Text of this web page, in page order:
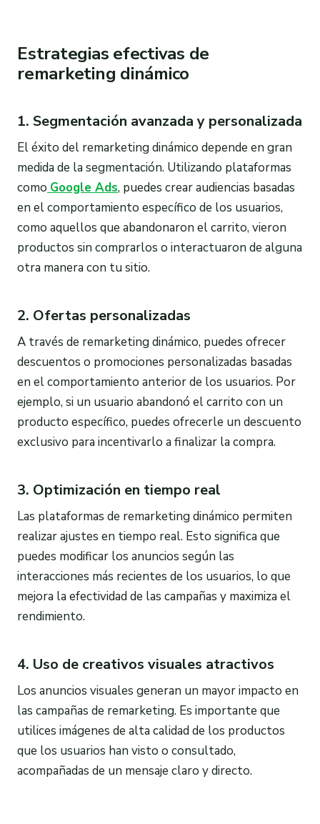
Estrategias efectivas de
remarketing dinámico
1. Segmentación avanzada y personalizada
El éxito del remarketing dinámico depende en gran
medida de la segmentación. Utilizando plataformas
como Google Ads, puedes crear audiencias basadas
en el comportamiento específico de los usuarios,
como aquellos que abandonaron el carrito, vieron
productos sin comprarlos o interactuaron de alguna
otra manera con tu sitio.
2. Ofertas personalizadas
A través de remarketing dinámico, puedes ofrecer
descuentos o promociones personalizadas basadas
en el comportamiento anterior de los usuarios. Por
ejemplo, si un usuario abandonó el carrito con un
producto específico, puedes ofrecerle un descuento
exclusivo para incentivarlo a finalizar la compra.
3. Optimización en tiempo real
Las plataformas de remarketing dinámico permiten
realizar ajustes en tiempo real. Esto significa que
puedes modificar los anuncios según las
interacciones más recientes de los usuarios, lo que
mejora la efectividad de las campañas y maximiza el
rendimiento.
4. Uso de creativos visuales atractivos
Los anuncios visuales generan un mayor impacto en
las campañas de remarketing. Es importante que
utilices imágenes de alta calidad de los productos
que los usuarios han visto o consultado,
acompañadas de un mensaje claro y directo.